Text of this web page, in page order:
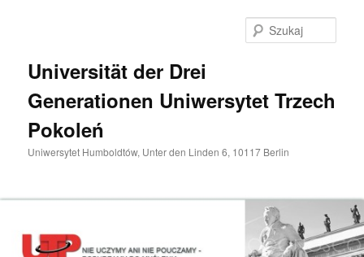
Universität der Drei
Generationen Uniwersytet Trzech
Pokoleń
Uniwersytet Humboldtów, Unter den Linden 6, 10117 Berlin